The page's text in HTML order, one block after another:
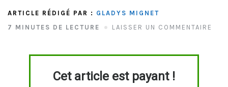
ARTICLE RÉDIGÉ PAR : GLADYS MIGNET
7 MINUTES DE LECTURE
LAISSER UN COMMENTAIRE
Cet article est payant !